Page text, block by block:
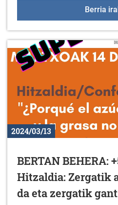
Berria
2024/03/13
BERTAN BEHERA:
Hitzaldia: Zergatik
da eta zergatik